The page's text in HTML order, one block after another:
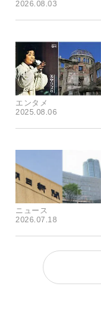
2026.08.03
エンタメ
2025.08.06
ニュース
2026.07.18